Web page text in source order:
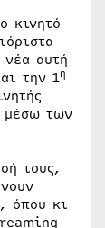
κινητό
αυτή
την 1η
μέσω των
τους,
όπου κι